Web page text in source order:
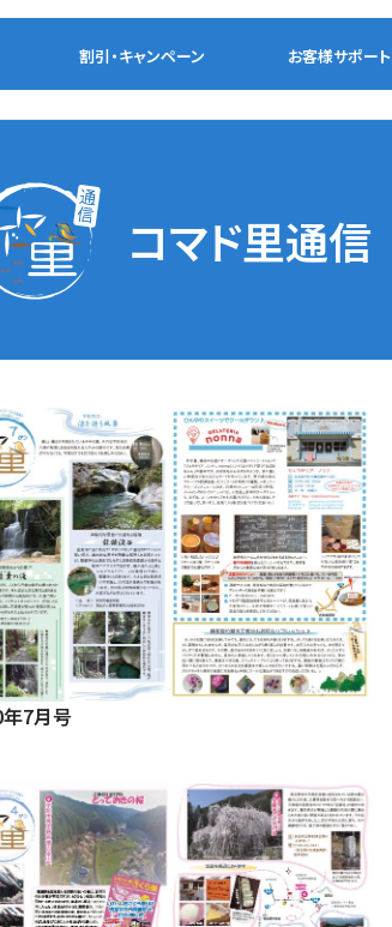
割引・キャンペーン お客様サポート
コマド里通信
7月号